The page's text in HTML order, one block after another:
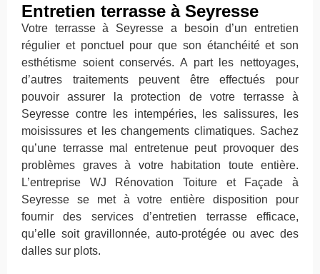
Entretien terrasse à Seyresse
Votre terrasse à Seyresse a besoin d’un entretien
régulier et ponctuel pour que son étanchéité et son
esthétisme soient conservés. A part les nettoyages,
d’autres traitements peuvent être effectués pour
pouvoir assurer la protection de votre terrasse à
Seyresse contre les intempéries, les salissures, les
moisissures et les changements climatiques. Sachez
qu’une terrasse mal entretenue peut provoquer des
problèmes graves à votre habitation toute entière.
L’entreprise WJ Rénovation Toiture et Façade à
Seyresse se met à votre entière disposition pour
fournir des services d’entretien terrasse efficace,
qu’elle soit gravillonnée, auto-protégée ou avec des
dalles sur plots.